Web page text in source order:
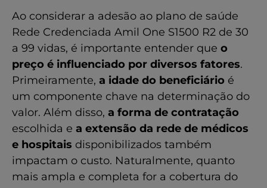
Ao considerar a adesão ao plano de saúde
Rede Credenciada Amil One S1500 R2 de 30
a 99 vidas, é importante entender que o
preço é influenciado por diversos fatores.
Primeiramente, a idade do beneficiário é
um componente chave na determinação do
valor. Além disso, a forma de contratação
escolhida e a extensão da rede de médicos
e hospitais disponibilizados também
impactam o custo. Naturalmente, quanto
mais ampla e completa for a cobertura do